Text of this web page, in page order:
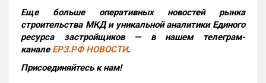
Еще больше оперативных новостей рынка
строительства МКД и уникальной аналитики Единого
ресурса застройщиков — в нашем телеграм-
канале ЕРЗ.РФ НОВОСТИ.
Присоединяйтесь к нам!